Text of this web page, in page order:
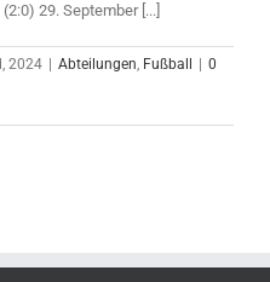
29. September [...]
2024 Abteilungen, Fußball
0